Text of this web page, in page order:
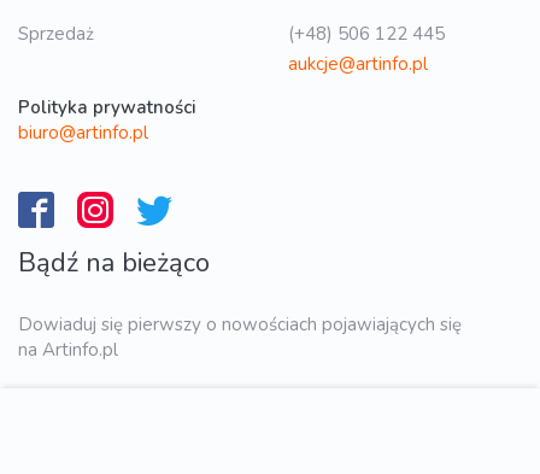
Sprzedaż
(+48) 506 122 445
aukcje@artinfo.pl
Polityka prywatności
biuro@artinfo.pl
Bądź na bieżąco
Dowiaduj się pierwszy o nowościach pojawiających się
na Artinfo.pl